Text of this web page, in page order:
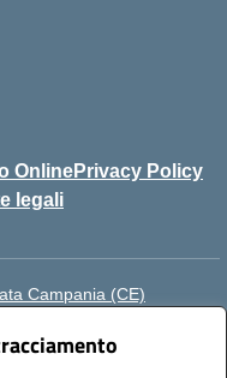
OnlinePrivacy Policy
legali
Campania (CE)